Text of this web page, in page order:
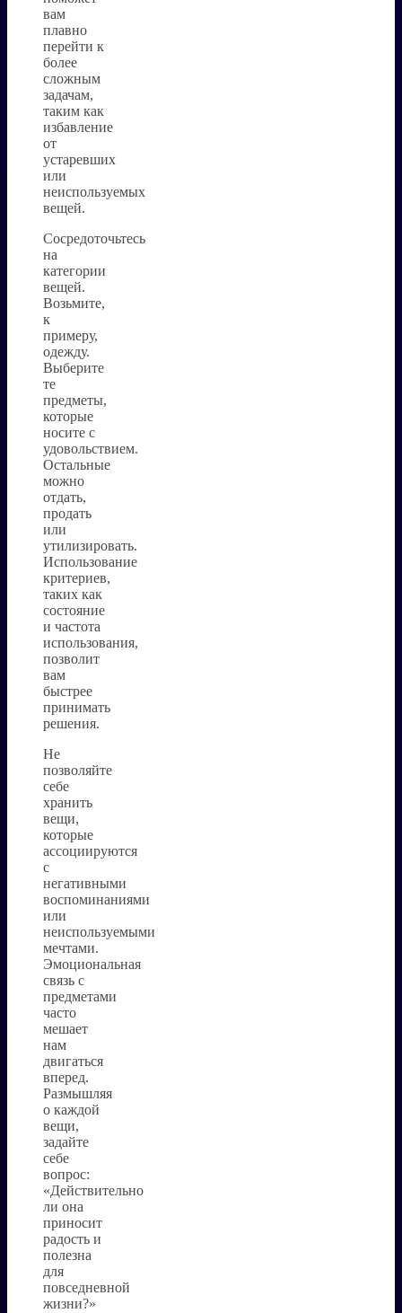
вам
плавно
перейти к
более
сложным
задачам,
таким как
избавление
от
устаревших
или
неиспользуемых
вещей.
Сосредоточьтесь
на
категории
вещей.
Возьмите,
к
примеру,
одежду.
Выберите
те
предметы,
которые
носите с
удовольствием.
Остальные
можно
отдать,
продать
или
утилизировать.
Использование
критериев,
таких как
состояние
и частота
использования,
позволит
вам
быстрее
принимать
решения.
Не
позволяйте
себе
хранить
вещи,
которые
ассоциируются
с
негативными
воспоминаниями
или
неиспользуемыми
мечтами.
Эмоциональная
связь с
предметами
часто
мешает
нам
двигаться
вперед.
Размышляя
о каждой
вещи,
задайте
себе
вопрос:
«Действительно
ли она
приносит
радость и
полезна
для
повседневной
жизни?»